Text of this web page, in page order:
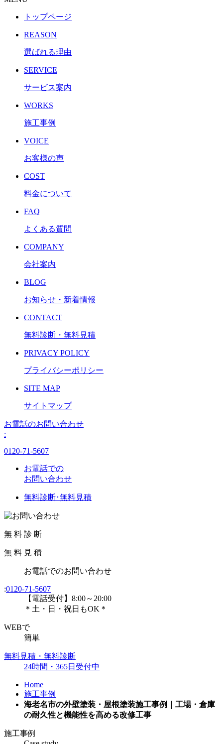
トップページ
REASON
選ばれる理由
SERVICE
サービス案内
WORKS
施工事例
VOICE
お客様の声
COST
料金について
FAQ
よくある質問
COMPANY
会社案内
BLOG
お知らせ・新着情報
CONTACT
無料診断・無料見積
PRIVACY POLICY
プライバシーポリシー
SITE MAP
サイトマップ
お電話のお問い合わせ
:
0120-71-5607
お電話での
お問い合わせ
無料診断･無料見積
無 料 診 断
無 料 見 積
お電話でのお問い合わせ
:0120-71-5607
【電話受付】8:00～20:00
＊土・日・祝日もOK＊
WEBで
簡単
無料見積・無料診断
24時間・365日受付中
Home
施工事例
海老名市の外壁塗装・屋根塗装施工事例｜工場・倉庫
の耐久性と機能性を高める改修工事
施工事例